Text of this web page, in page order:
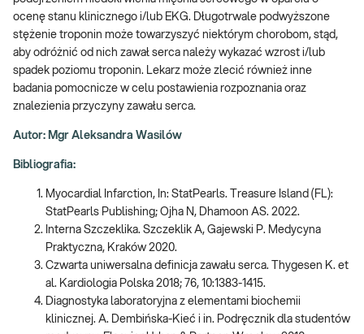
ocenę stanu klinicznego i/lub EKG. Długotrwale podwyższone
stężenie troponin może towarzyszyć niektórym chorobom, stąd,
aby odróżnić od nich zawał serca należy wykazać wzrost i/lub
spadek poziomu troponin. Lekarz może zlecić również inne
badania pomocnicze w celu postawienia rozpoznania oraz
znalezienia przyczyny zawału serca.
Autor: Mgr Aleksandra Wasilów
Bibliografia:
Myocardial Infarction, In: StatPearls. Treasure Island (FL):
StatPearls Publishing; Ojha N, Dhamoon AS. 2022.
Interna Szczeklika. Szczeklik A, Gajewski P. Medycyna
Praktyczna, Kraków 2020.
Czwarta uniwersalna definicja zawału serca. Thygesen K. et
al. Kardiologia Polska 2018; 76, 10:1383-1415.
Diagnostyka laboratoryjna z elementami biochemii
klinicznej. A. Dembińska-Kieć i in. Podręcznik dla studentów